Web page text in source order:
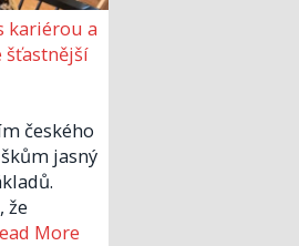
kariérou a
šťastnější
českého
jasný
že
More